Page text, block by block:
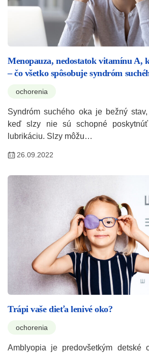
Menopauza, nedostatok vitamínu A,
– čo všetko spôsobuje syndróm
ochorenia
Syndróm suchého oka je bežný
keď slzy nie sú schopné
lubrikáciu. Slzy môžu…
26.09.2022
Trápi vaše dieťa lenivé oko?
ochorenia
Amblyopia je predovšetkým detské